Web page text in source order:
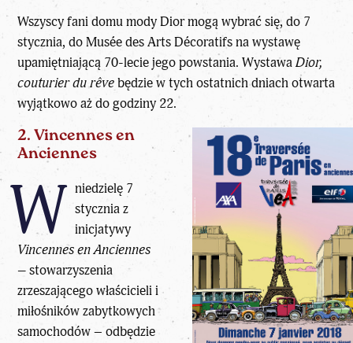
Wszyscy fani domu mody Dior mogą wybrać się, do 7
stycznia, do Musée des Arts Décoratifs na wystawę
upamiętniającą 70-lecie jego powstania. WystawaDior,
couturier du rêvebędzie w tych ostatnich dniach otwarta
wyjątkowo aż do godziny 22.
2. Vincennes en
Anciennes
W niedzielę 7
stycznia z
inicjatywy
Vincennes en Anciennes
–stowarzyszenia
zrzeszającego właścicieli i
miłośników zabytkowych
samochodów – odbędzie